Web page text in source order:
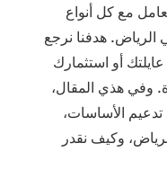
مع كل أنواع
هدفنا نرجع
أو استثمارك
وفي هذي المقال،
تدعيم الأساسات،
وكيف نقدر